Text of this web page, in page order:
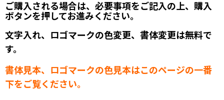
ご購入される場合は、必要事項をご記入の上、購入
ボタンを押してお進みください。
文字入れ、ロゴマークの色変更、書体変更は無料で
す。
書体見本、ロゴマークの色見本はこのページの一番
下をご覧ください。